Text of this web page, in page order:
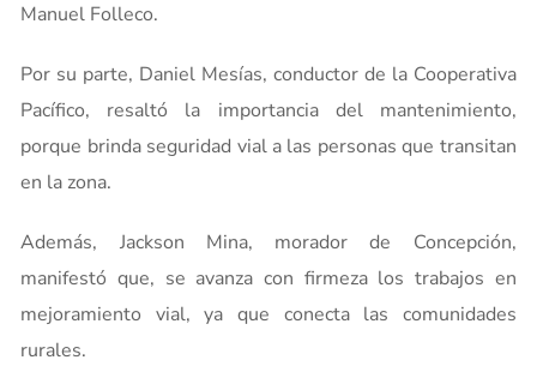
Manuel Folleco.
Por su parte, Daniel Mesías, conductor de la Cooperativa
Pacífico, resaltó la importancia del mantenimiento,
porque brinda seguridad vial a las personas que transitan
en la zona.
Además, Jackson Mina, morador de Concepción,
manifestó que, se avanza con firmeza los trabajos en
mejoramiento vial, ya que conecta las comunidades
rurales.